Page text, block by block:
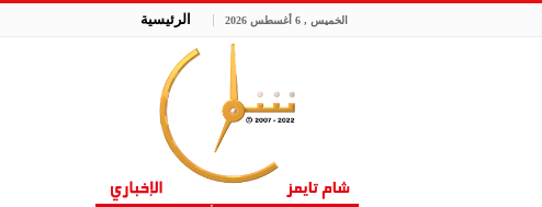
الخميس , 6 أغسطس 2026 الرئيسية